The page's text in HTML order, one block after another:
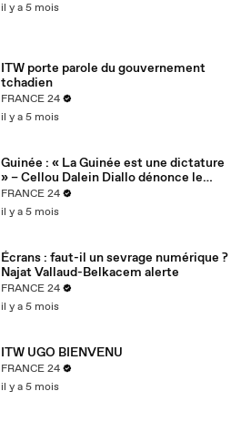
il y a 5 mois
ITW porte parole du gouvernement
tchadien
FRANCE 24
il y a 5 mois
Guinée : « La Guinée est une dictature
» – Cellou Dalein Diallo dénonce le
régime Doumbouya
FRANCE 24
il y a 5 mois
Écrans : faut-il un sevrage numérique ?
Najat Vallaud-Belkacem alerte
FRANCE 24
il y a 5 mois
ITW UGO BIENVENU
FRANCE 24
il y a 5 mois